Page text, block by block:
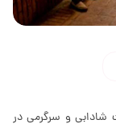
شادابی و سرگرمی در